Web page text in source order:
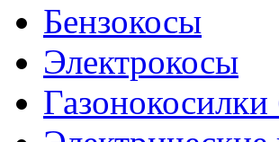
Бензокосы
Электрокосы